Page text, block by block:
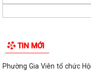
TIN MỚI
Phường Gia Viên tổ chức